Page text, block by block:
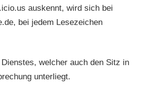
auskennt, wird sich bei
bei jedem Lesezeichen
welcher auch den Sitz in
unterliegt.